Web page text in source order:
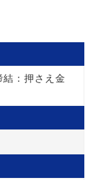
：押さえ金